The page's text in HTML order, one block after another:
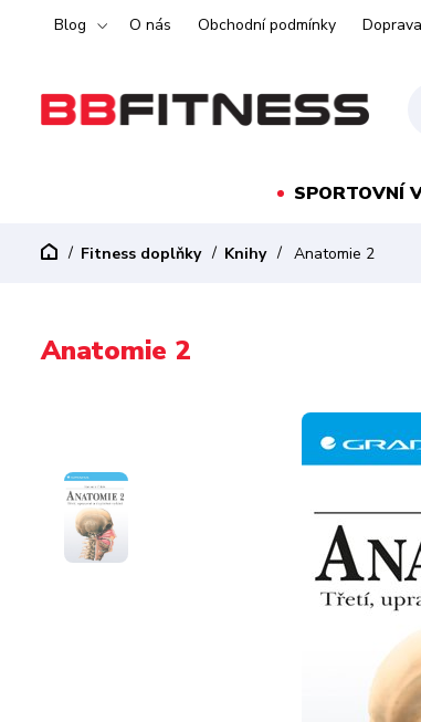
Blog O nás Obchodní podmínky
SPORTOVNÍ
Fitness doplňky Knihy Anatomie 2
Anatomie 2